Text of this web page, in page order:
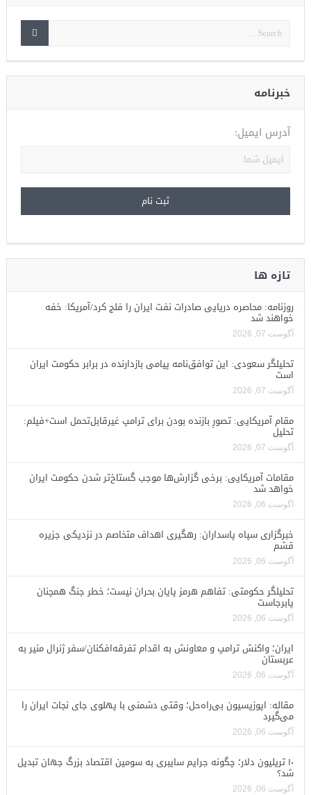
خبرنامه
آدرس ایمیل:
تازه ها
روزنامه: محاصره دریایی صادرات نفت ایران را فلج کرد/آمریکا: خفه
خواهند شد
آگوست 07, 2026
تحلیلگر سعودی: این توافق‌نامه پیامی بازدارنده در برابر حکومت ایران
است
آگوست 07, 2026
مقام آمریکایی: تصورِ بازنده بودن برای ترامپ غیرقابل‌تحمل است+فیلم:
تحلیل
آگوست 07, 2026
مقامات آمریکایی: برخی گزارش‌ها موجب گستاخ‌تر شدن حکومت ایران
خواهد شد
آگوست 06, 2026
خبرگزاری سپاه پاسداران: رهگیری اهداف متخاصم در نزدیکی جزیره
قشم
آگوست 06, 2026
تحلیلگر حکومتی: تفاهم هرمز پایان بحران نیست؛ خطر جنگ همچنان
پابرجاست
آگوست 06, 2026
ایران؛ واکنش ترامپ و معاونش به اقدام تفرقه‌افکنان/سفر ژنرال منیر به
عربستان
آگوست 06, 2026
مقاله: اپوزیسیون بی‌راه‌حل؛ وقتی دشمنی با پهلوی جای نجات ایران را
می‌گیرد
آگوست 06, 2026
۱۰ تریلیون دلار؛ چگونه جرایم سایبری به سومین اقتصاد بزرگ جهان تبدیل
شد؟
آگوست 06, 2026